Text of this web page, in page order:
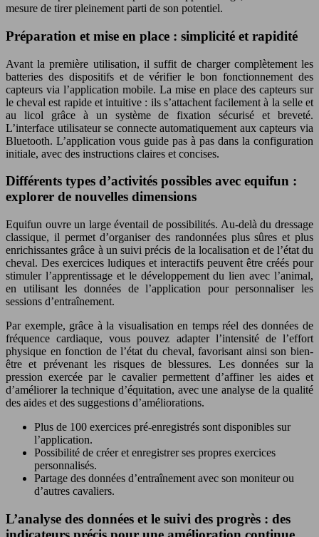
mesure de tirer pleinement parti de son potentiel.
Préparation et mise en place : simplicité et rapidité
Avant la première utilisation, il suffit de charger complètement les
batteries des dispositifs et de vérifier le bon fonctionnement des
capteurs via l’application mobile. La mise en place des capteurs sur
le cheval est rapide et intuitive : ils s’attachent facilement à la selle et
au licol grâce à un système de fixation sécurisé et breveté.
L’interface utilisateur se connecte automatiquement aux capteurs via
Bluetooth. L’application vous guide pas à pas dans la configuration
initiale, avec des instructions claires et concises.
Différents types d’activités possibles avec equifun :
explorer de nouvelles dimensions
Equifun ouvre un large éventail de possibilités. Au-delà du dressage
classique, il permet d’organiser des randonnées plus sûres et plus
enrichissantes grâce à un suivi précis de la localisation et de l’état du
cheval. Des exercices ludiques et interactifs peuvent être créés pour
stimuler l’apprentissage et le développement du lien avec l’animal,
en utilisant les données de l’application pour personnaliser les
sessions d’entraînement.
Par exemple, grâce à la visualisation en temps réel des données de
fréquence cardiaque, vous pouvez adapter l’intensité de l’effort
physique en fonction de l’état du cheval, favorisant ainsi son bien-
être et prévenant les risques de blessures. Les données sur la
pression exercée par le cavalier permettent d’affiner les aides et
d’améliorer la technique d’équitation, avec une analyse de la qualité
des aides et des suggestions d’améliorations.
Plus de 100 exercices pré-enregistrés sont disponibles sur
l’application.
Possibilité de créer et enregistrer ses propres exercices
personnalisés.
Partage des données d’entraînement avec son moniteur ou
d’autres cavaliers.
L’analyse des données et le suivi des progrès : des